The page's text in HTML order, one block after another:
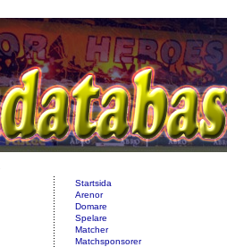
Startsida
Arenor
Domare
Spelare
Matcher
Matchsponsorer